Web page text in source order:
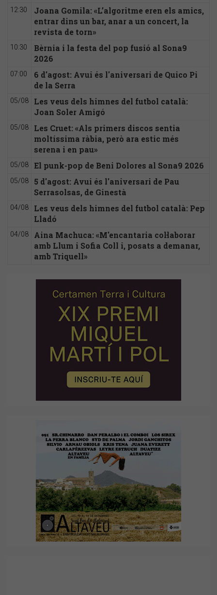
12:30
Joana Gomila: «L’algoritme eren els amics,
entrar dins un bar, anar a un concert, la
revista de torn»
10:30
Bèrnia i la festa del pop fusió al Sona9
2026
07:00
6 d'agost: Avui és l'aniversari de Quico Pi
de la Serra
05/08
Les veus dels himnes del futbol català:
Joan Soler Amigó
05/08
Les Cruet: «Als primers discos sentia
moltíssima ràbia, però ara estic més
serena i en pau»
05/08 El punk-pop de Beni Dolores al Sona9 2026
05/08
5 d'agost: Avui és l'aniversari de Pau
Serrasolsas, de Ginestà
04/08
Les veus dels himnes del futbol català: Pep
Lladó
04/08
Aina Machuca: «M'encantaria col·laborar
amb Llum i Sofia Coll i, posats a demanar,
amb Triquell»